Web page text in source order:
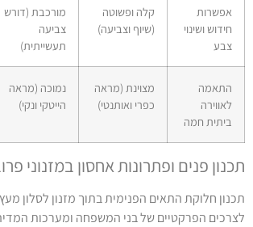
אפשרות
חידוש ושינוי
צבע
קלה ופשוטה
(שיוף וצביעה)
מורכבת (דורש
צביעה
תעשייתית)
התאמה
לאווירה
ביתית חמה
מצוינת (מראה
כפרי ואותנטי)
נמוכה (מראה
הייטקי ונקי)
פנים ופתרונות אחסון במזנוני
חלוקת התאים הפנימית בתוך מזנון לסלון מעץ
הפרקטיים של בני המשפחה ומערכות המדיה.